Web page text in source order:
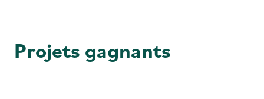
Projets gagnants